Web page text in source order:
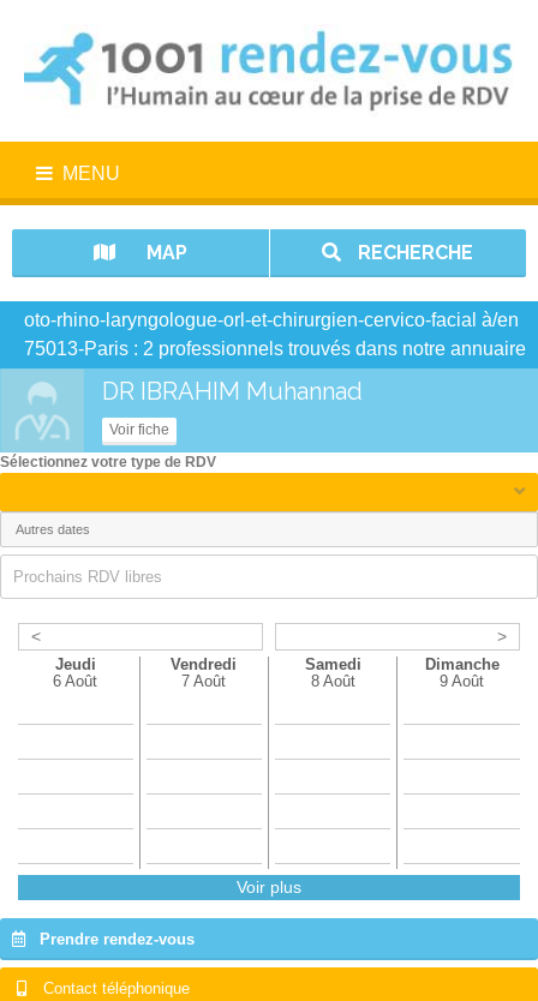
MENU
MAP RECHERCHE
oto-rhino-laryngologue-orl-et-chirurgien-cervico-facial à/en
75013-Paris : 2 professionnels trouvés dans notre annuaire
DR IBRAHIM Muhannad
Voir fiche
< >
Jeudi
6 Août
Vendredi
7 Août
Samedi
8 Août
Dimanche
9 Août
Voir plus
Prendre rendez-vous
Contact téléphonique
Sélectionnez votre type de RDV
Prochains RDV libres